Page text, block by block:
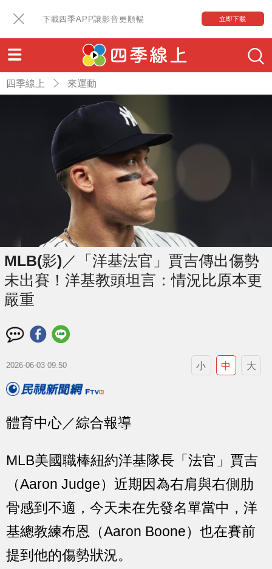
下載四季APP讓影音更順暢 立即下載
四季線上 來運動
MLB(影)／「洋基法官」賈吉傳出傷勢
未出賽！洋基教頭坦言：情況比原本更
嚴重
2026-06-03 09:50 小 中 大
體育中心／綜合報導
MLB美國職棒紐約洋基隊長「法官」賈吉
（Aaron Judge）近期因為右肩與右側肋
骨感到不適，今天未在先發名單當中，洋
基總教練布恩（Aaron Boone）也在賽前
提到他的傷勢狀況。